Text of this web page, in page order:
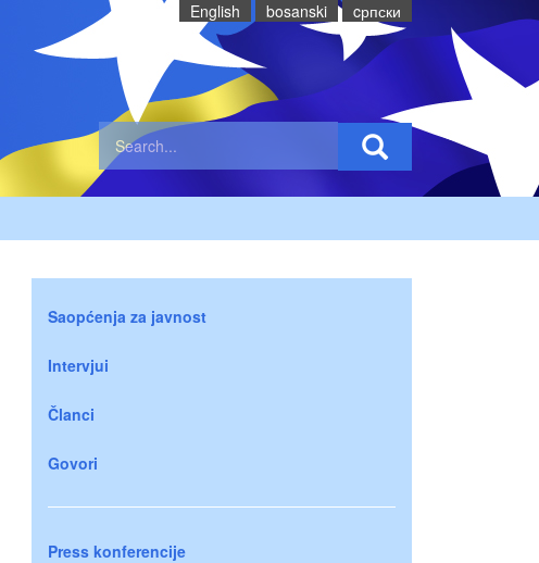
English bosanski cрпски
Saopćenja za javnost
Intervjui
Članci
Govori
Press konferencije